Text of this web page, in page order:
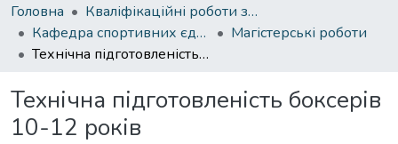
Головна
Кваліфікаційні роботи здобувачів вищої освіти
Кафедра спортивних єдиноборств та силових видів спорту
Магістерські роботи
Технічна підготовленість боксерів 10-12 років
Технічна підготовленість боксерів
10-12 років